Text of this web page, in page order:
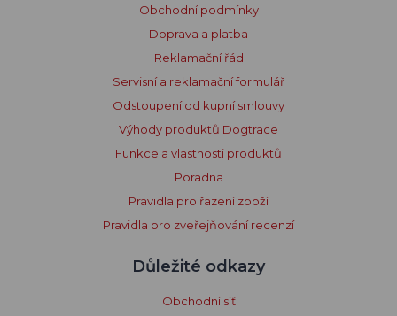
Obchodní podmínky
Doprava a platba
Reklamační řád
Servisní a reklamační formulář
Odstoupení od kupní smlouvy
Výhody produktů Dogtrace
Funkce a vlastnosti produktů
Poradna
Pravidla pro řazení zboží
Pravidla pro zveřejňování recenzí
Důležité odkazy
Obchodní síť